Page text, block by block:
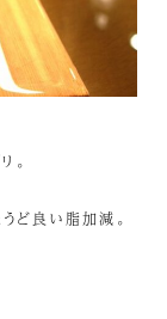
。
ど良い脂加減。